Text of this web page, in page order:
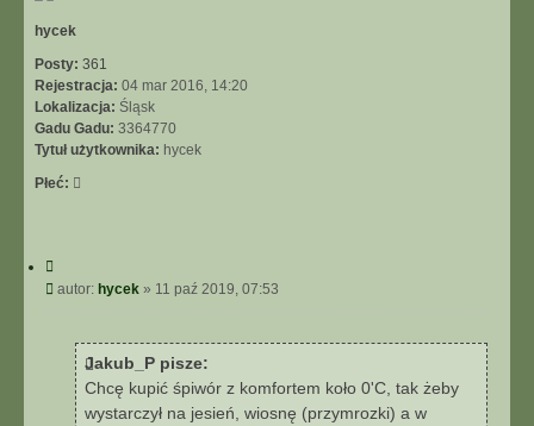
hycek
Posty: 361
Rejestracja: 04 mar 2016, 14:20
Lokalizacja: Śląsk
Gadu Gadu: 3364770
Tytuł użytkownika: hycek
Płeć:
yPautor: hycek » 11 paź 2019, 07:53
Jakub_P pisze:
Chcę kupić śpiwór z komfortem koło 0'C, tak żeby
wystarczył na jesień, wiosnę (przymrozki) a w